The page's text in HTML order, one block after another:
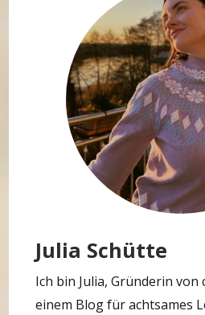
Julia Schütte
Ich bin Julia, Gründerin von
einem Blog für achtsames